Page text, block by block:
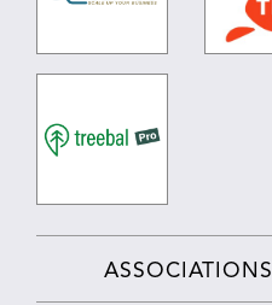
ASSOCIATIONS